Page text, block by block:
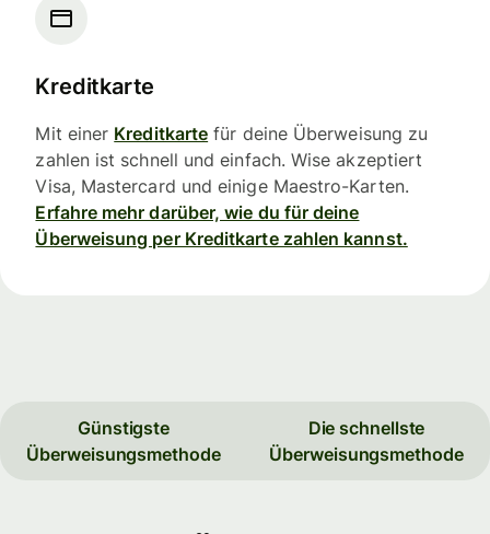
Kreditkarte
Mit einer Kreditkarte für deine Überweisung zu
zahlen ist schnell und einfach. Wise akzeptiert
Visa, Mastercard und einige Maestro-Karten.
Erfahre mehr darüber, wie du für deine
Überweisung per Kreditkarte zahlen kannst.
Günstigste
Überweisungsmethode
Die schnellste
Überweisungsmethode